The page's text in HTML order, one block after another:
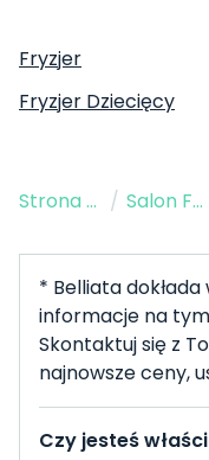
Fryzjer
Fryzjer Dziecięcy
Strona Główna / Salon Fryzjerski
* Belliata
informacje na
Skontaktuj się z
najnowsze ceny,
Czy jesteś